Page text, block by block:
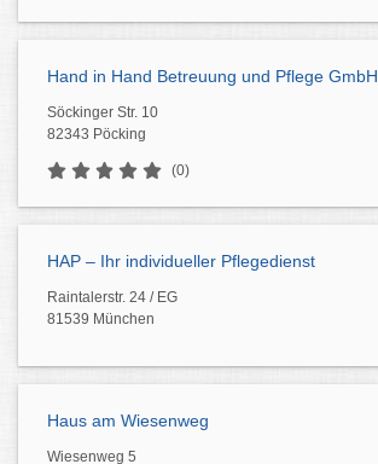
Hand in Hand Betreuung und Pflege GmbH
Söckinger Str. 10
82343 Pöcking
(0)
HAP – Ihr individueller Pflegedienst
Raintalerstr. 24 / EG
81539 München
Haus am Wiesenweg
Wiesenweg 5